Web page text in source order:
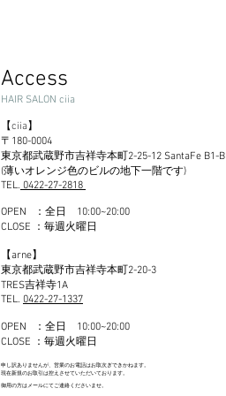
Access
HAIR SALON ciia
【ciia】
〒180-0004
東京都武蔵野市吉祥寺本町2-25-12 SantaFe B1-B
(薄いオレンジ色のビルの地下一階です)
TEL. 0422-27-2818
OPEN ：全日 10:00~20:00
CLOSE ：毎週火曜日
【arne】
東京都武蔵野市吉祥寺本町2-20-3
TRES吉祥寺1A
TEL. 0422-27-1 337
OPEN ：全日 10:00~20:00
CLOSE ：毎週火曜日
申し訳ありませんが、営業のお電話はお取次ぎできかねます。
現在新規のお取引は控えさせていただいております。
御用の方はメールにてご連絡くださいませ。